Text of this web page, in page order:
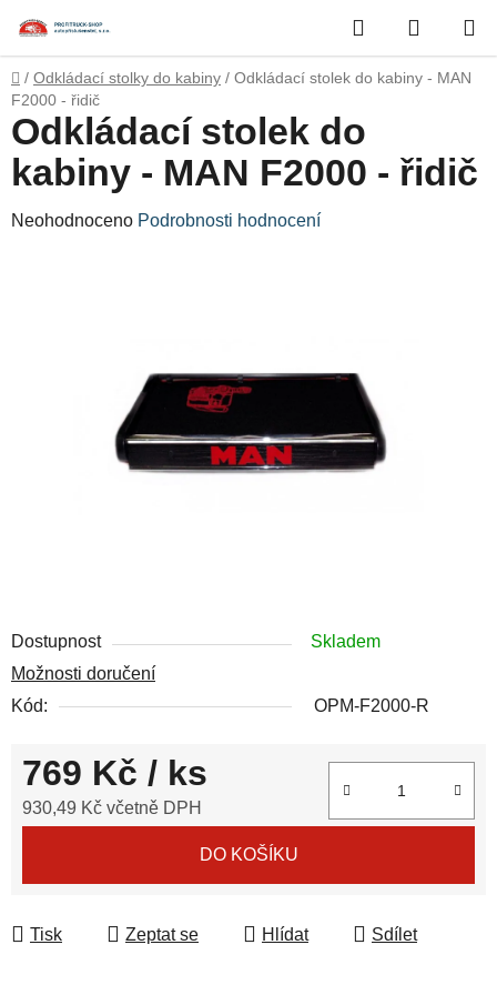
obsah
Hledat
KOŠÍK
Domů
/ Odkládací stolky do kabiny / Odkládací stolek do kabiny - MAN
F2000 - řidič
Dostupnost
Skladem
Možnosti doručení
Kód:
OPM-F2000-R
769 Kč / ks
930,49 Kč včetně DPH
DO KOŠÍKU
Tisk Zeptat se Hlídat Sdílet
Odkládací stolek do
kabiny - MAN F2000 - řidič
Průměrné
Neohodnoceno Podrobnosti hodnocení